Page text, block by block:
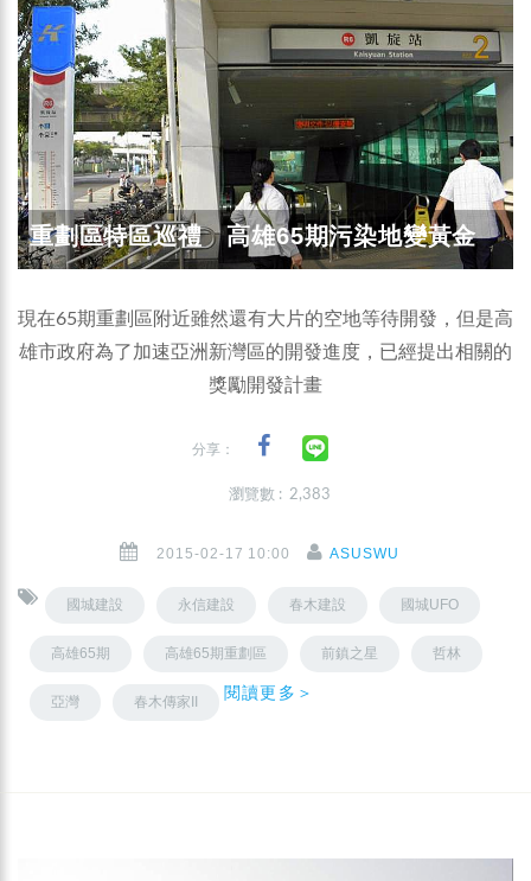
重劃區特區巡禮 高雄65期污染地變黃金
現在65期重劃區附近雖然還有大片的空地等待開發，但是高
雄市政府為了加速亞洲新灣區的開發進度，已經提出相關的
獎勵開發計畫
分享：
瀏覽數 : 2,383
2015-02-17 10:00 ASUSWU
國城建設 永信建設 春木建設 國城UFO
高雄65期 高雄65期重劃區 前鎮之星 哲林
亞灣 春木傳家II 閱讀更多＞